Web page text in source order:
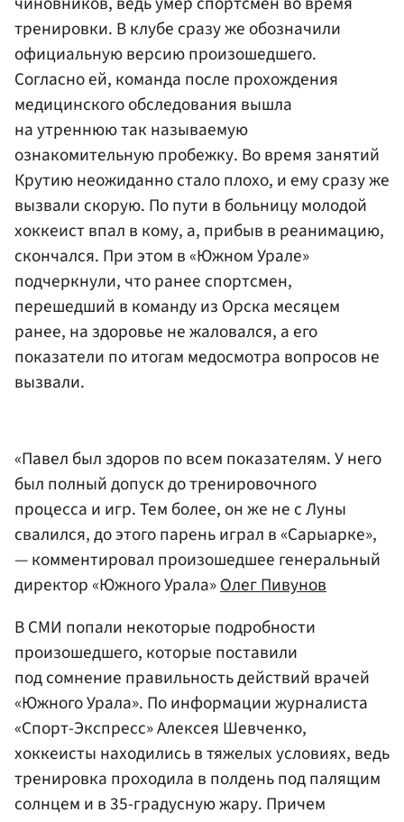
тренировки. В клубе сразу же обозначили
официальную версию произошедшего.
Согласно ей, команда после прохождения
медицинского обследования вышла
на утреннюю так называемую
ознакомительную пробежку. Во время занятий
Крутию неожиданно стало плохо, и ему сразу же
вызвали скорую. По пути в больницу молодой
хоккеист впал в кому, а, прибыв в реанимацию,
скончался. При этом в «Южном Урале»
подчеркнули, что ранее спортсмен,
перешедший в команду из Орска месяцем
ранее, на здоровье не жаловался, а его
показатели по итогам медосмотра вопросов не
вызвали.
«Павел был здоров по всем показателям. У него
был полный допуск до тренировочного
процесса и игр. Тем более, он же не с Луны
свалился, до этого парень играл в «Сарыарке»,
— комментировал произошедшее генеральный
директор «Южного Урала»Олег Пивунов
В СМИ попали некоторые подробности
произошедшего, которые поставили
под сомнение правильность действий врачей
«Южного Урала». По информации журналиста
«Спорт-Экспресс» Алексея Шевченко,
хоккеисты находились в тяжелых условиях, ведь
тренировка проходила в полдень под палящим
солнцем и в 35-градусную жару. Причем